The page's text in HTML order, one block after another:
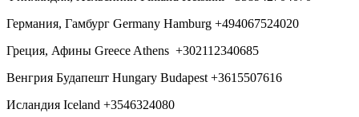
Германия, Гамбург Germany Hamburg +494067524020
Греция, Афины Greece Athens +302112340685
Венгрия Будапешт Hungary Budapest +3615507616
Исландия Iceland +3546324080